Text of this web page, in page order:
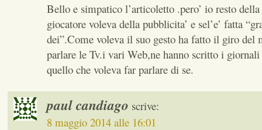
Bello e simpatico l’articoletto .pero’ io resto
giocatore voleva della pubblicita’ e sel’e’ fatta
dei”.Come voleva il suo gesto ha fatto il giro del
parlare le Tv.i vari Web,ne hanno scritto i
quello che voleva far parlare di se.
paul candiago scrive:
8 maggio 2014 alle 16:01